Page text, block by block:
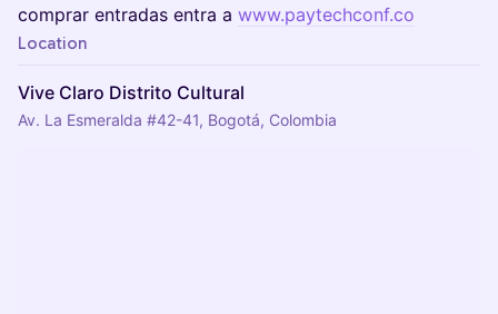
comprar entradas entra a www.paytechconf.co
Location
Vive Claro Distrito Cultural
Av. La Esmeralda #42-41, Bogotá, Colombia